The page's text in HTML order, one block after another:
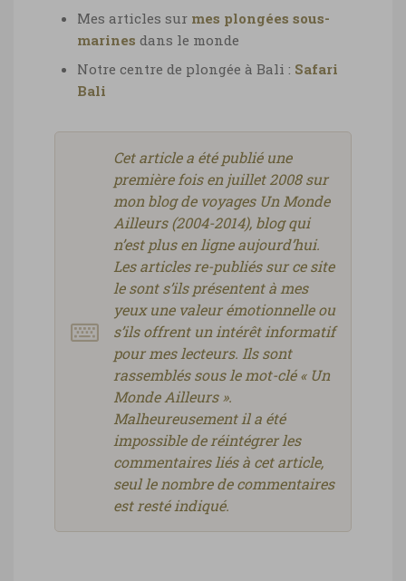
Mes articles sur mes plongées sous-
marines dans le monde
Notre centre de plongée à Bali : Safari
Bali
Cet article a été publié une
première fois en juillet 2008 sur
mon blog de voyages Un Monde
Ailleurs (2004-2014), blog qui
n’est plus en ligne aujourd’hui.
Les articles re-publiés sur ce site
le sont s’ils présentent à mes
yeux une valeur émotionnelle ou
s’ils offrent un intérêt informatif
pour mes lecteurs. Ils sont
rassemblés sous le mot-clé « Un
Monde Ailleurs ».
Malheureusement il a été
impossible de réintégrer les
commentaires liés à cet article,
seul le nombre de commentaires
est resté indiqué.